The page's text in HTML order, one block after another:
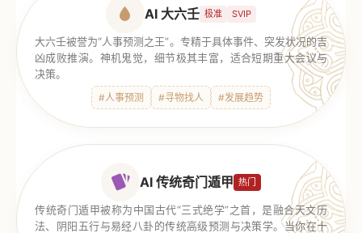
AI 大六壬 极准 SVIP
大六壬被誉为“人事预测之王”。专精于具体事件、突发状况的吉
凶成败推演。神机鬼觉，细节极其丰富，适合短期重大会议与
决策。
#人事预测 #寻物找人 #发展趋势
AI 传统奇门遁甲 热门
传统奇门遁甲被称为中国古代“三式绝学”之首，是融合天文历
法、阴阳五行与易经八卦的传统高级预测与决策学。当你在十